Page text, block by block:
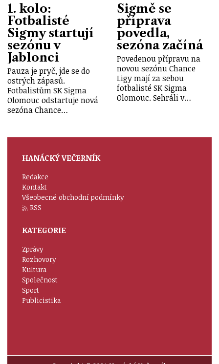
1. kolo:
Fotbalisté
Sigmy startují
sezónu v
Jablonci
Pauza je pryč, jde se do
ostrých zápasů.
Fotbalistům SK Sigma
Olomouc odstartuje nová
sezóna Chance…
Sigmě se
příprava
povedla,
sezóna začíná
Povedenou přípravu na
novou sezónu Chance
Ligy mají za sebou
fotbalisté SK Sigma
Olomouc. Sehráli v…
HANÁCKÝ VEČERNÍK
Redakce
Kontakt
Všeobecné obchodní podmínky
RSS
KATEGORIE
Zprávy
Rozhovory
Kultura
Společnost
Sport
Publicistika